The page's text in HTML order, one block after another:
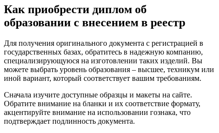
Как приобрести диплом об
образовании с внесением в реестр
Для получения оригинального документа с регистрацией в
государственных базах, обратитесь в надежную компанию,
специализирующуюся на изготовлении таких изделий. Вы
можете выбрать уровень образования – высшее, техникум или
иной вариант, который соответствует вашим требованиям.
Сначала изучите доступные образцы и макеты на сайте.
Обратите внимание на бланки и их соответствие формату,
акцентируйте внимание на использовании гознака, что
подтверждает подлинность документа.